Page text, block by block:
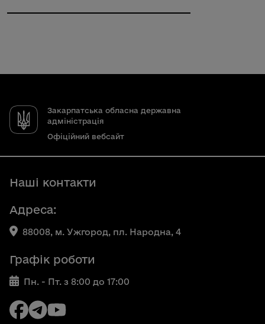
Закарпатська обласна державна
адміністрація
Офіційний вебсайт
Наші контакти
Адреса:
88008, м. Ужгород, пл. Народна, 4
Графік роботи
Пн. - Пт. з 8:00 до 17:00